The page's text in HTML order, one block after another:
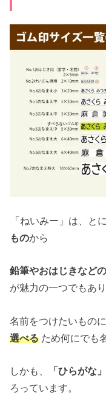
「ねいみー」は、と
ものから
鉛筆やおはじきなど
が魅力の一つでもあり
名前をつけたいもの
選べる ため何にでも
しかも、 「ひらがな
ろっています。